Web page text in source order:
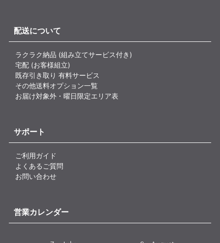
配送について
ラクラク納品 (組み立てサービス付き)
宅配 (お客様組立)
既存引き取り 有料サービス
その他送料オプション一覧
お届け対象外・曜日限定エリア表
サポート
ご利用ガイド
よくあるご質問
お問い合わせ
営業カレンダー